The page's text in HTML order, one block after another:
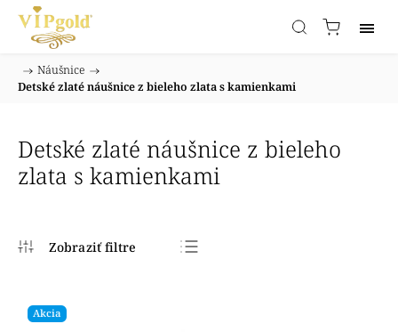
Domov
/ Náušnice /
Detské zlaté náušnice z bieleho zlata s kamienkami
Detské zlaté náušnice z bieleho
zlata s kamienkami
Akcia